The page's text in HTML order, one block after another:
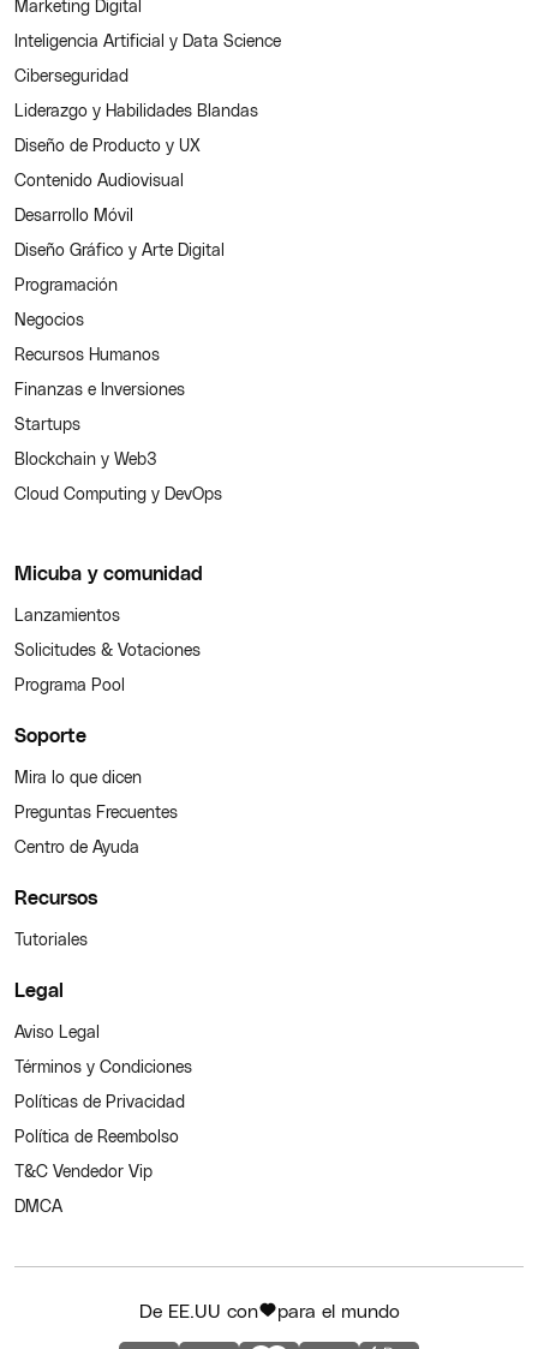
Marketing Digital
Inteligencia Artificial y Data Science
Ciberseguridad
Liderazgo y Habilidades Blandas
Diseño de Producto y UX
Contenido Audiovisual
Desarrollo Móvil
Diseño Gráfico y Arte Digital
Programación
Negocios
Recursos Humanos
Finanzas e Inversiones
Startups
Blockchain y Web3
Cloud Computing y DevOps
Micuba y comunidad
Lanzamientos
Solicitudes & Votaciones
Programa Pool
Soporte
Mira lo que dicen
Preguntas Frecuentes
Centro de Ayuda
Recursos
Tutoriales
Legal
Aviso Legal
Términos y Condiciones
Políticas de Privacidad
Política de Reembolso
T&C Vendedor Vip
DMCA
De EE.UU con para el mundo